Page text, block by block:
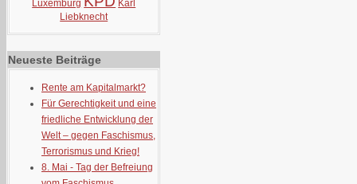
Luxemburg
Karl
Liebknecht
Neueste Beiträge
Rente am Kapitalmarkt?
Für Gerechtigkeit und eine
friedliche Entwicklung der
Welt – gegen Faschismus,
Terrorismus und Krieg!
8. Mai - Tag der Befreiung